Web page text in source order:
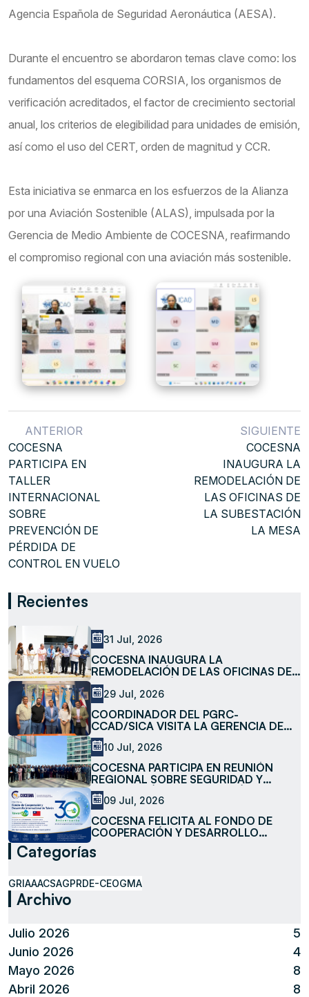
Agencia Española de Seguridad Aeronáutica (AESA).
Durante el encuentro se abordaron temas clave como: los
fundamentos del esquema CORSIA, los organismos de
verificación acreditados, el factor de crecimiento sectorial
anual, los criterios de elegibilidad para unidades de emisión,
así como el uso del CERT, orden de magnitud y CCR.
Esta iniciativa se enmarca en los esfuerzos de la Alianza
por una Aviación Sostenible (ALAS), impulsada por la
Gerencia de Medio Ambiente de COCESNA, reafirmando
el compromiso regional con una aviación más sostenible.
ANTERIOR
COCESNA
PARTICIPA EN
TALLER
INTERNACIONAL
SOBRE
PREVENCIÓN DE
PÉRDIDA DE
CONTROL EN VUELO
SIGUIENTE
COCESNA
INAUGURA LA
REMODELACIÓN DE
LAS OFICINAS DE
LA SUBESTACIÓN
LA MESA
Recientes
31 Jul, 2026
COCESNA INAUGURA LA
REMODELACIÓN DE LAS OFICINAS DE
LA SUBESTACIÓN LA MESA
29 Jul, 2026
COORDINADOR DEL PGRC-
CCAD/SICA VISITA LA GERENCIA DE
MEDIO AMBIENTE DE COCESNA
10 Jul, 2026
COCESNA PARTICIPA EN REUNIÓN
REGIONAL SOBRE SEGURIDAD Y
FACILITACIÓN DE LA AVIACIÓN
09 Jul, 2026
COCESNA FELICITA AL FONDO DE
COOPERACIÓN Y DESARROLLO
(TAIWANICDF) EN SU 30 ANIVERSARIO
Categorías
GRIAAACSAGPRDE-CEOGMA
Archivo
Julio 2026
5
Junio 2026
4
Mayo 2026
8
Abril 2026
8